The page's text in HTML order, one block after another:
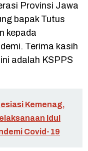
Provinsi Jawa
bapak Tutus
kepada
Terima kasih
adalah KSPPS
Kemenag,
Idul
Covid-19